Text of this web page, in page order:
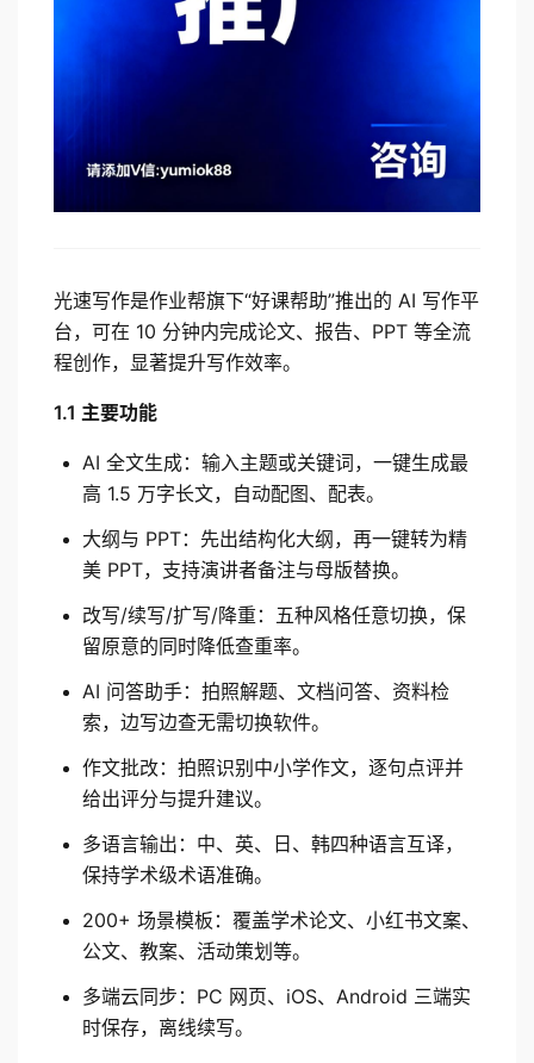
光速写作是作业帮旗下“好课帮助”推出的 AI 写作平
台，可在 10 分钟内完成论文、报告、PPT 等全流
程创作，显著提升写作效率。
1.1 主要功能
AI 全文生成：输入主题或关键词，一键生成最
高 1.5 万字长文，自动配图、配表。
大纲与 PPT：先出结构化大纲，再一键转为精
美 PPT，支持演讲者备注与母版替换。
改写/续写/扩写/降重：五种风格任意切换，保
留原意的同时降低查重率。
AI 问答助手：拍照解题、文档问答、资料检
索，边写边查无需切换软件。
作文批改：拍照识别中小学作文，逐句点评并
给出评分与提升建议。
多语言输出：中、英、日、韩四种语言互译，
保持学术级术语准确。
200+ 场景模板：覆盖学术论文、小红书文案、
公文、教案、活动策划等。
多端云同步：PC 网页、iOS、Android 三端实
时保存，离线续写。